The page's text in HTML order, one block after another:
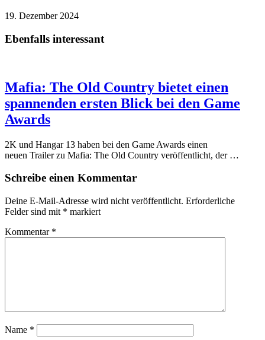
19. Dezember 2024
Ebenfalls interessant
Mafia: The Old Country bietet einen
spannenden ersten Blick bei den Game
Awards
2K und Hangar 13 haben bei den Game Awards einen
neuen Trailer zu Mafia: The Old Country veröffentlicht, der …
Schreibe einen Kommentar
Deine E-Mail-Adresse wird nicht veröffentlicht. Erforderliche
Felder sind mit * markiert
Kommentar *
Name *